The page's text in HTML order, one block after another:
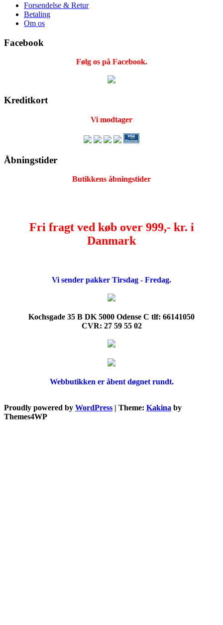
Forsendelse & Retur
Betaling
Om os
Facebook
Følg os på Facebook.
Kreditkort
Vi modtager
Åbningstider
Butikkens åbningstider
Fri fragt ved køb over 999,- kr. i
Danmark
Vi sender pakker Tirsdag - Fredag.
Kochsgade 35 B DK 5000 Odense C tlf: 66141050
CVR: 27 59 55 02
Webbutikken er åbent døgnet rundt.
Proudly powered by WordPress | Theme: Kakina by
Themes4WP